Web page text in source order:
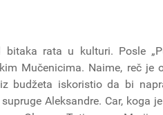
rata u kulturi. Posle
Mučenicima. Naime, reč je
budžeta iskoristio da bi
Aleksandre. Car, koga